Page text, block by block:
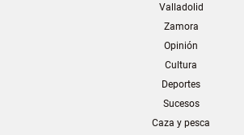
Valladolid
Zamora
Opinión
Cultura
Deportes
Sucesos
Caza y pesca